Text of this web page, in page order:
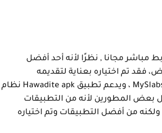
مباشر مجانا , نظرًا لأنه أحد أفضل
فقد تم اختياره بعناية لتقديمه
، ويدعم تطبيق Hawadite apk نظام
بعض المطورين لأنه من التطبيقات
من أفضل التطبيقات وتم اختياره